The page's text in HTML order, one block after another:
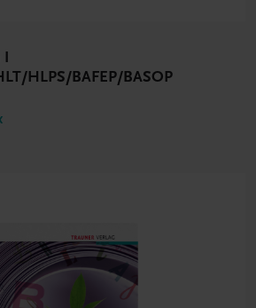
I
HLPS/BAFEP/BASOP